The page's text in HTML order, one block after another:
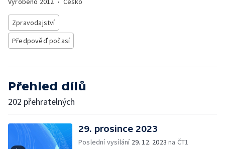
Zpravodajství
Předpověď počasí
Přehled dílů
202 přehratelných
29. prosince 2023
Poslední vysílání 29. 12. 2023 na ČT1